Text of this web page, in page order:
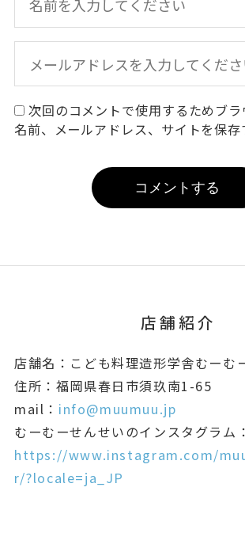
次回のコメントで使用するためブ
名前、メールアドレス、サイトを保存
店舗紹介
店舗名：こども料理造形学舎むーむ
住所：福岡県春日市須玖南1-65
mail： info@muumuu.jp
むーむーせんせいのインスタグラム：
https://www.instagram.com/
r/?locale=ja_JP